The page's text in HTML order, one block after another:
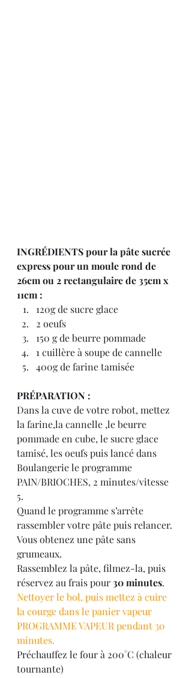
INGRÉDIENTS pour la pâte sucrée
express pour un moule rond de
26cm ou 2 rectangulaire de 35cm x
11cm :
120g de sucre glace
2 oeufs
150 g de beurre pommade
1 cuillère à soupe de cannelle
400g de farine tamisée
PRÉPARATION :
Dans la cuve de votre robot, mettez
la farine,la cannelle ,le beurre
pommade en cube, le sucre glace
tamisé, les oeufs puis lancé dans
Boulangerie le programme
PAIN/BRIOCHES, 2 minutes/vitesse
5.
Quand le programme s’arrête
rassembler votre pâte puis relancer.
Vous obtenez une pâte sans
grumeaux.
Rassemblez la pâte, filmez-la, puis
réservez au frais pour 30 minutes.
Nettoyer le bol, puis mettez à cuire
la courge dans le panier vapeur
PROGRAMME VAPEUR pendant 30
minutes.
Préchauffez le four à 200°C (chaleur
tournante)